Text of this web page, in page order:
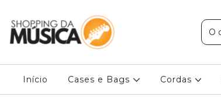
Início Cases e Bags Cordas